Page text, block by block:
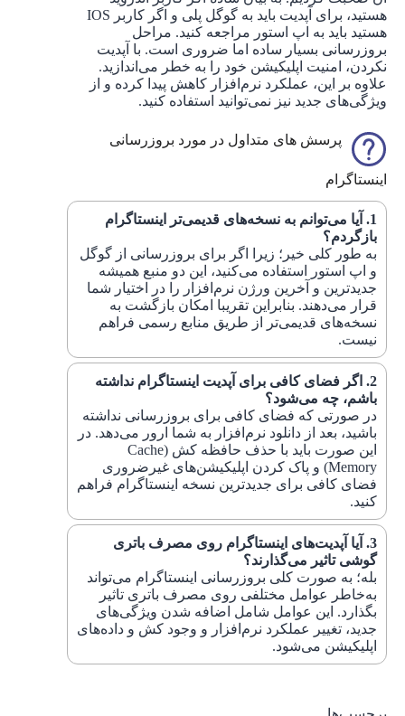
هستید، برای آپدیت باید به گوگل پلی و اگر کاربر IOS
هستید باید به اپ استور مراجعه کنید. مراحل
بروزرسانی بسیار ساده اما ضروری است. با آپدیت
نکردن، امنیت اپلیکیشن خود را به خطر می‌اندازید.
علاوه بر این، عملکرد نرم‌افزار کاهش پیدا کرده و از
ویژگی‌های جدید نیز نمی‌توانید استفاده کنید.
پرسش های متداول در مورد بروزرسانی
اینستاگرام
آیا می‌توانم به نسخه‌های قدیمی‌تر اینستاگرام
بازگردم؟
به طور کلی خیر؛ زیرا اگر برای بروزرسانی از گوگل
و اپ استور استفاده می‌کنید، این دو منبع همیشه
جدیدترین و آخرین ورژن نرم‌افزار را در اختیار شما
قرار می‌دهند. بنابراین تقریبا امکان بازگشت به
نسخه‌های قدیمی‌تر از طریق منابع رسمی فراهم
نیست.
اگر فضای کافی برای آپدیت اینستاگرام نداشته
باشم، چه می‌شود؟
در صورتی که فضای کافی برای بروزرسانی نداشته
باشید، بعد از دانلود نرم‌افزار به شما ارور می‌دهد. در
این صورت باید با حذف حافظه کش (Cache
Memory) و پاک کردن اپلیکیشن‌های غیرضروری
فضای کافی برای جدیدترین نسخه اینستاگرام فراهم
کنید.
آیا آپدیت‌های اینستاگرام روی مصرف باتری
گوشی تاثیر می‌گذارند؟
بله؛ به صورت کلی بروزرسانی اینستاگرام می‌تواند
به‌خاطر عوامل مختلفی روی مصرف باتری تاثیر
بگذارد. این عوامل شامل اضافه شدن ویژگی‌های
جدید، تغییر عملکرد نرم‌افزار و وجود کش و داده‌های
اپلیکیشن می‌شود.